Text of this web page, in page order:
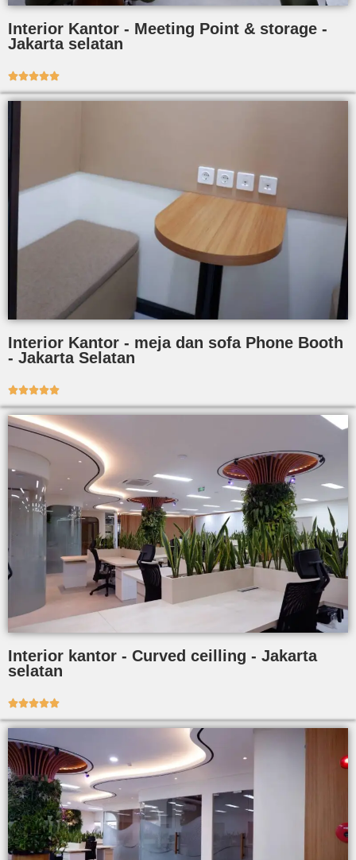
Interior Kantor - Meeting Point & storage -
Jakarta selatan

Interior Kantor - meja dan sofa Phone Booth
- Jakarta Selatan

Interior kantor - Curved ceilling - Jakarta
selatan
